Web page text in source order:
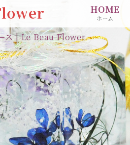
HOME
ホーム
ス | Le Beau Flower